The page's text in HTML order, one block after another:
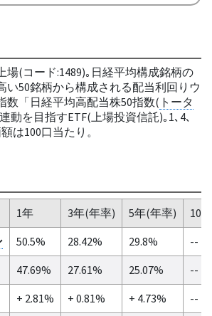
場(コード:1489)｡日経平均構成銘柄の
い50銘柄から構成される配当利回りウ
数「日経平均高配当株50指数( トータ
動を目指すETF(上場投資信託)｡1､4､
は100口当たり。
1年 3年(年率) 5年(年率)
10
50.5% 28.42% 29.8%
--
47.69% 27.61% 25.07%
--
+ 2.81% + 0.81% + 4.73%
--